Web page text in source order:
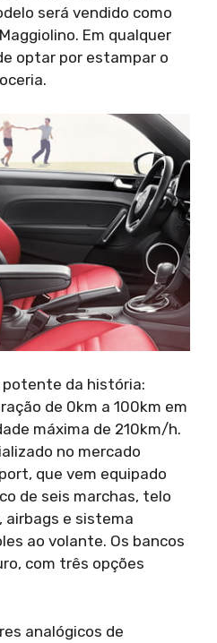
será vendido como
Em qualquer
optar por estampar o
potente da história:
de 0km a 100km em
máxima de 210km/h.
no mercado
que vem equipado
de seis marchas, telo
airbags e sistema
ao volante. Os bancos
com três opções
analógicos de